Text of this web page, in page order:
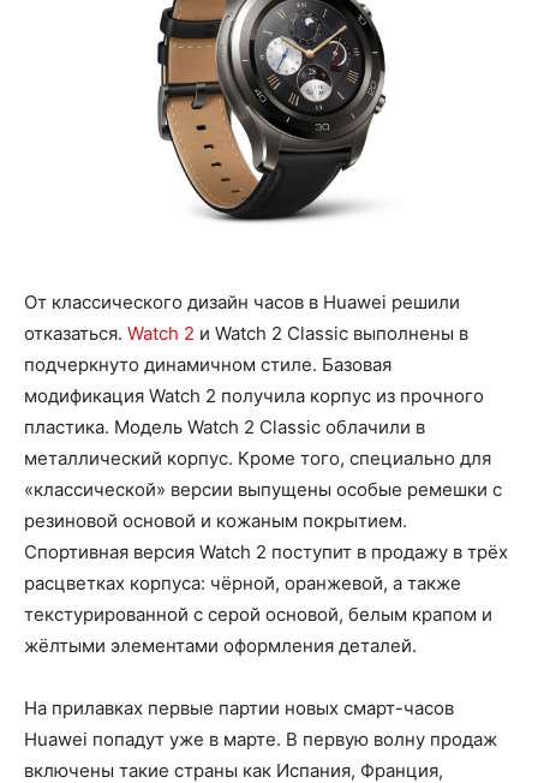
От классического дизайн часов в Huawei решили
отказаться. Watch 2 и Watch 2 Classic выполнены в
подчеркнуто динамичном стиле. Базовая
модификация Watch 2 получила корпус из прочного
пластика. Модель Watch 2 Classic облачили в
металлический корпус. Кроме того, специально для
«классической» версии выпущены особые ремешки с
резиновой основой и кожаным покрытием.
Спортивная версия Watch 2 поступит в продажу в трёх
расцветках корпуса: чёрной, оранжевой, а также
текстурированной с серой основой, белым крапом и
жёлтыми элементами оформления деталей.
На прилавках первые партии новых смарт-часов
Huawei попадут уже в марте. В первую волну продаж
включены такие страны как Испания, Франция,